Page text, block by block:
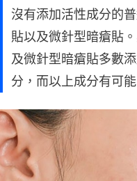
沒有添加活性成分的
貼以及微針型暗瘡貼
及微針型暗瘡貼多數
分，而以上成分有可